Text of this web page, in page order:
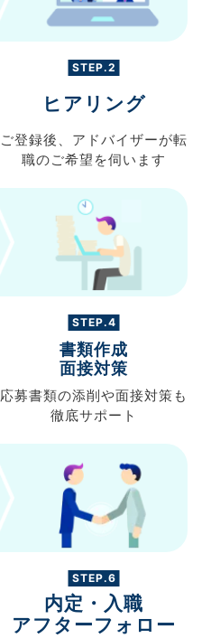
STEP.2
ヒアリング
ご登録後、 アドバイザーが転
職のご希望を伺います
STEP.4
書類作成
面接対策
応募書類の添削や面接対策も
徹底サポート
STEP.6
内定・入職
アフターフォロー